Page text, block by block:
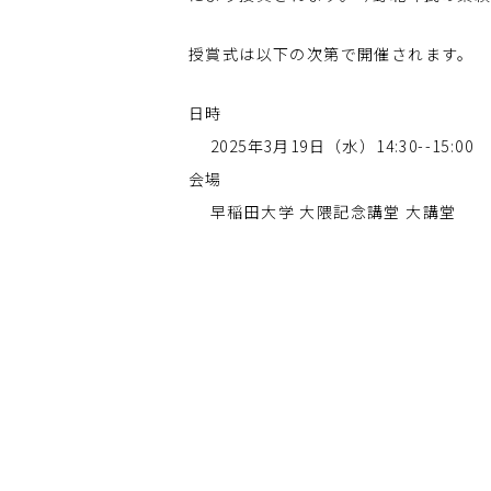
授賞式は以下の次第で開催されます。
日時
2025年3月19日（水）14:30--15:00
会場
早稲田大学 大隈記念講堂 大講堂